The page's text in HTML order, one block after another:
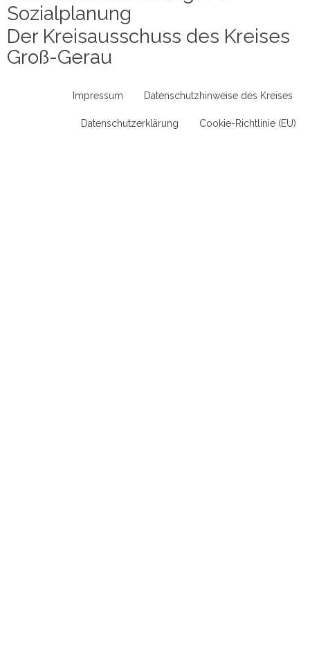
Sozialplanung
Der Kreisausschuss des Kreises
Groß-Gerau
Impressum Datenschutzhinweise des Kreises
Datenschutzerklärung Cookie-Richtlinie (EU)